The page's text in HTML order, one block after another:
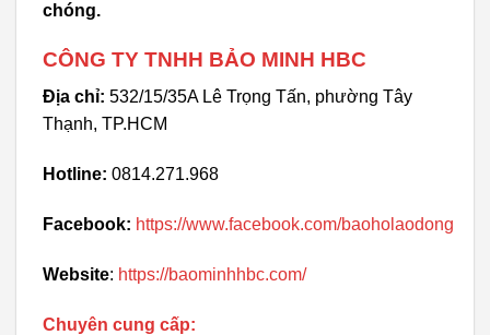
chóng.
CÔNG TY TNHH BẢO MINH HBC
Địa chỉ: 532/15/35A Lê Trọng Tấn, phường Tây
Thạnh, TP.HCM
Hotline: 0814.271.968
Facebook: https://www.facebook.com/baoholaodong
Website: https://baominhhbc.com/
Chuyên cung cấp: